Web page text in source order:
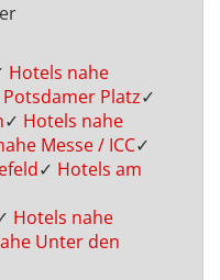
Hotels nahe
Platz✓
✓ Hotels nahe
Messe / ICC✓
✓ Hotels am
Hotels nahe
Unter den